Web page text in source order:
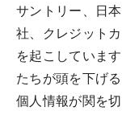
サントリー、日
社、クレジット
を起こしていま
たちが頭を下げ
個人情報が関を